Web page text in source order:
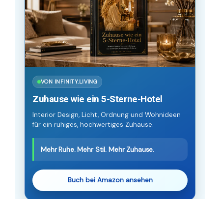
VON INFINITY.LIVING
Zuhause wie ein 5-Sterne-Hotel
Interior Design, Licht, Ordnung und Wohnideen
für ein ruhiges, hochwertiges Zuhause.
Mehr Ruhe. Mehr Stil. Mehr Zuhause.
Buch bei Amazon ansehen